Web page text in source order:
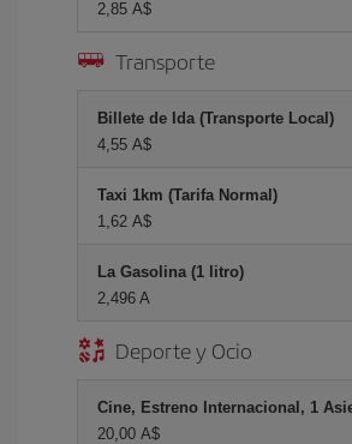
2,85 A$
Transporte
Billete de Ida (Transporte Local)
4,55 A$
Taxi 1km (Tarifa Normal)
1,62 A$
La Gasolina (1 litro)
2,496 A
Deporte y Ocio
Cine, Estreno Internacional, 1
20,00 A$